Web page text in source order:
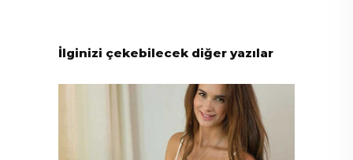
İlginizi çekebilecek diğer yazılar